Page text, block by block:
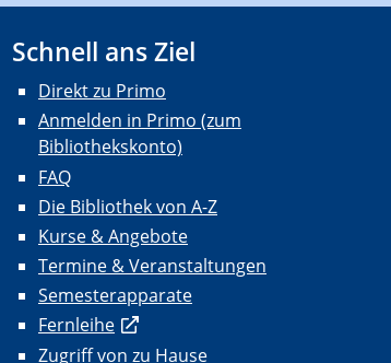
Schnell ans Ziel
Direkt zu Primo
Anmelden in Primo (zum
Bibliothekskonto)
FAQ
Die Bibliothek von A-Z
Kurse & Angebote
Termine & Veranstaltungen
Semesterapparate
Fernleihe
Zugriff von zu Hause